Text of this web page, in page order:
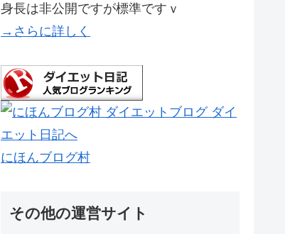
身長は非公開ですが標準ですｖ
→さらに詳しく
にほんブログ村
その他の運営サイト